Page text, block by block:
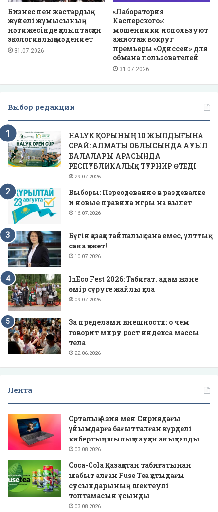
Бизнес пен жастардың
жүйелі жұмысының
нәтижесінде қалыптасқан
экологиялық мәдениет
31.07.2026
«Лаборатория
Касперского»:
мошенники используют
ажиотаж вокруг
премьеры «Одиссеи» для
обмана пользователей
31.07.2026
Выбор редакции
HALYK ҚОРЫНЫҢ 10 ЖЫЛДЫҒЫНА
ОРАЙ: АЛМАТЫ ОБЛЫСЫНДА АУЫЛ
БАЛАЛАРЫ АРАСЫНДА
РЕСПУБЛИКАЛЫҚ ТУРНИР ӨТЕДІ
29.07.2026
Выборы: Переодевание в раздевалке
и новые правила игры на вылет
16.07.2026
Бүгін қазаққа тайпалық сана емес, ұлттық
сана қажет!
10.07.2026
InEco Fest 2026: Табиғат, адам және
өмір сүруге жайлы қала
09.07.2026
За пределами внешности: о чем
говорит миру рост индекса массы
тела
22.06.2026
Лента
Орталық Азия мен Сириядағы
ұйымдарға бағытталған күрделі
кибертыңшылық науқан анықталды
03.08.2026
Coca-Cola Қазақстан табиғатынан
шабыт алған Fuse Tea құтыдағы
сусындарының шектеулі
топтамасын ұсынды
03.08.2026